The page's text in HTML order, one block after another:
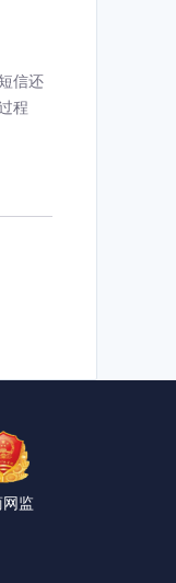
信还
程
网监